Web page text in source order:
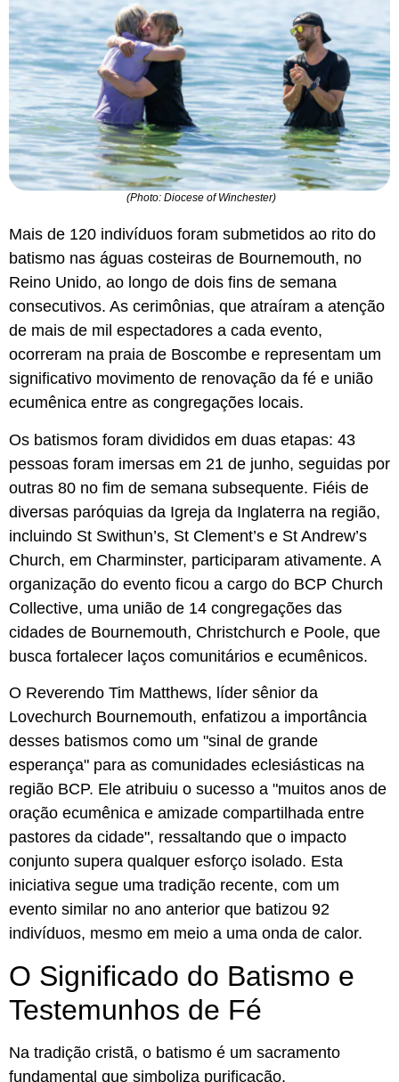
(Photo: Diocese of Winchester)
Mais de 120 indivíduos foram submetidos ao rito do
batismo nas águas costeiras de Bournemouth, no
Reino Unido, ao longo de dois fins de semana
consecutivos. As cerimônias, que atraíram a atenção
de mais de mil espectadores a cada evento,
ocorreram na praia de Boscombe e representam um
significativo movimento de renovação da fé e união
ecumênica entre as congregações locais.
Os batismos foram divididos em duas etapas: 43
pessoas foram imersas em 21 de junho, seguidas por
outras 80 no fim de semana subsequente. Fiéis de
diversas paróquias da Igreja da Inglaterra na região,
incluindo St Swithun’s, St Clement’s e St Andrew’s
Church, em Charminster, participaram ativamente. A
organização do evento ficou a cargo do BCP Church
Collective, uma união de 14 congregações das
cidades de Bournemouth, Christchurch e Poole, que
busca fortalecer laços comunitários e ecumênicos.
O Reverendo Tim Matthews, líder sênior da
Lovechurch Bournemouth, enfatizou a importância
desses batismos como um "sinal de grande
esperança" para as comunidades eclesiásticas na
região BCP. Ele atribuiu o sucesso a "muitos anos de
oração ecumênica e amizade compartilhada entre
pastores da cidade", ressaltando que o impacto
conjunto supera qualquer esforço isolado. Esta
iniciativa segue uma tradição recente, com um
evento similar no ano anterior que batizou 92
indivíduos, mesmo em meio a uma onda de calor.
O Significado do Batismo e
Testemunhos de Fé
Na tradição cristã, o batismo é um sacramento
fundamental que simboliza purificação,